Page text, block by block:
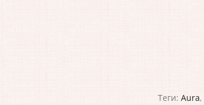
Теги: Aura,